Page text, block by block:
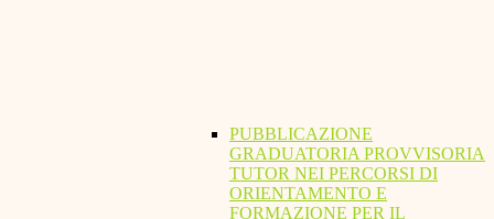
PUBBLICAZIONE
GRADUATORIA PROVVISORIA
TUTOR NEI PERCORSI DI
ORIENTAMENTO E
FORMAZIONE PER IL